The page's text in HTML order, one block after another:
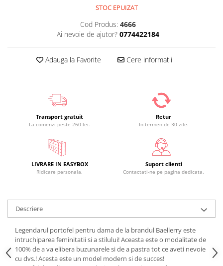
STOC EPUIZAT
Cod Produs: 4666
Ai nevoie de ajutor? 0774422184
Adauga la Favorite Cere informatii
Transport gratuit
La comenzi peste 260 lei.
Retur
In termen de 30 zile.
LIVRARE IN EASYBOX
Ridicare personala.
Suport clienti
Contactati-ne pe pagina dedicata.
Descriere
Legendarul portofel pentru dama de la brandul Baellerry este
intruchiparea feminitatii si a stilului! Aceasta este o modalitate de
100% de a va elibera buzunarele si de a pastra tot ce aveti nevoie
cu dvs.! Acesta este un model modern si de succes!